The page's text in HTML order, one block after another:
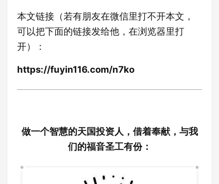
本文链接（若有朋友在微信里打不开本文，
可以把下面的链接发给他，在浏览器里打
开）：
https://fuyin116.com/n7ko
做一个智慧的天国投资人，借着奉献，与我
们的福音圣工有份：